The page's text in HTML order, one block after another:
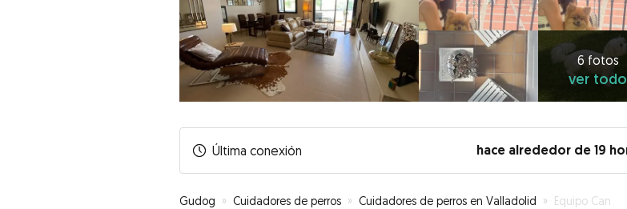
6 fotos
ver todo
Última conexión hace alrededor de 19
Gudog » Cuidadores de perros » Cuidadores de perros en Valladolid » Equipo Can